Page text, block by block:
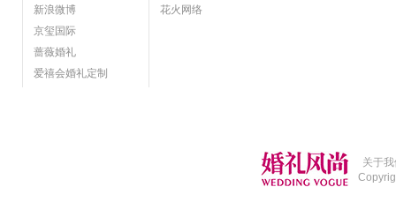
新浪微博
京玺国际
蔷薇婚礼
爱禧会婚礼定制
花火网络
关于